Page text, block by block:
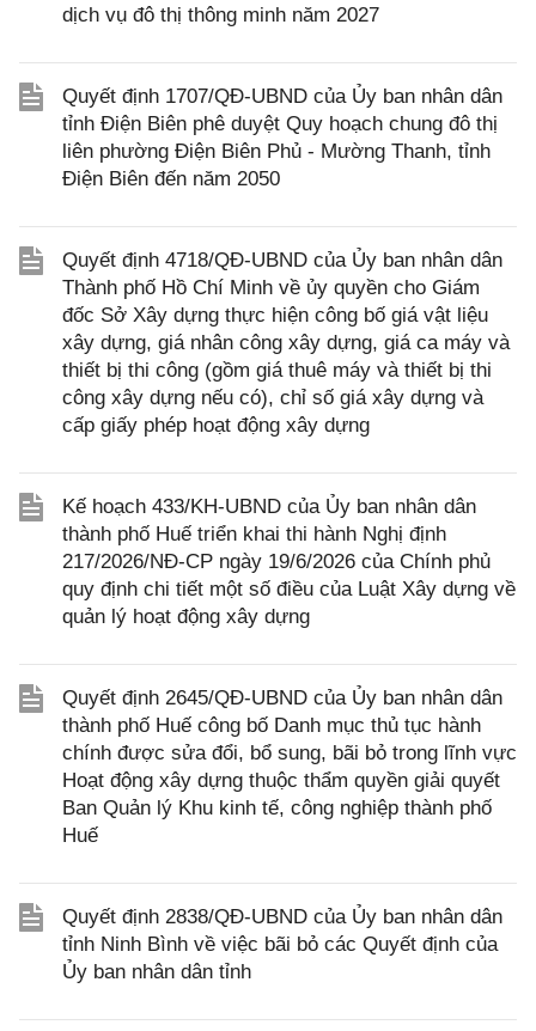
dịch vụ đô thị thông minh năm 2027
Quyết định 1707/QĐ-UBND của Ủy ban nhân dân
tỉnh Điện Biên phê duyệt Quy hoạch chung đô thị
liên phường Điện Biên Phủ - Mường Thanh, tỉnh
Điện Biên đến năm 2050
Quyết định 4718/QĐ-UBND của Ủy ban nhân dân
Thành phố Hồ Chí Minh về ủy quyền cho Giám
đốc Sở Xây dựng thực hiện công bố giá vật liệu
xây dựng, giá nhân công xây dựng, giá ca máy và
thiết bị thi công (gồm giá thuê máy và thiết bị thi
công xây dựng nếu có), chỉ số giá xây dựng và
cấp giấy phép hoạt động xây dựng
Kế hoạch 433/KH-UBND của Ủy ban nhân dân
thành phố Huế triển khai thi hành Nghị định
217/2026/NĐ-CP ngày 19/6/2026 của Chính phủ
quy định chi tiết một số điều của Luật Xây dựng về
quản lý hoạt động xây dựng
Quyết định 2645/QĐ-UBND của Ủy ban nhân dân
thành phố Huế công bố Danh mục thủ tục hành
chính được sửa đổi, bổ sung, bãi bỏ trong lĩnh vực
Hoạt động xây dựng thuộc thẩm quyền giải quyết
Ban Quản lý Khu kinh tế, công nghiệp thành phố
Huế
Quyết định 2838/QĐ-UBND của Ủy ban nhân dân
tỉnh Ninh Bình về việc bãi bỏ các Quyết định của
Ủy ban nhân dân tỉnh